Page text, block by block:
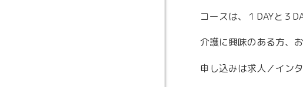
コースは、１DAYと３
介護に興味のある方、
申し込みは求人／イン